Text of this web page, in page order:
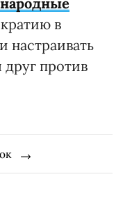
в
настраивать
против